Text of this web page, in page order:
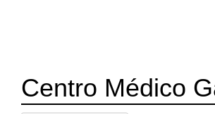
Centro Médico